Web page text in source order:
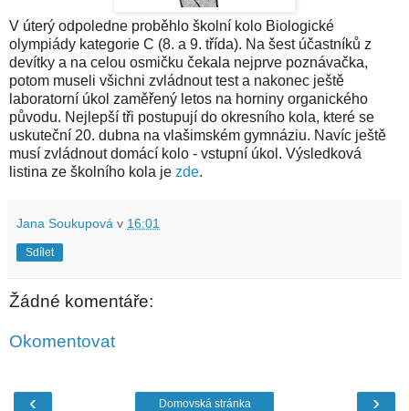
V úterý odpoledne proběhlo školní kolo Biologické
olympiády kategorie C (8. a 9. třída). Na šest účastníků z
devítky a na celou osmičku čekala nejprve poznávačka,
potom museli všichni zvládnout test a nakonec ještě
laboratorní úkol zaměřený letos na horniny organického
původu. Nejlepší tři postupují do okresního kola, které se
uskuteční 20. dubna na vlašimském gymnáziu. Navíc ještě
musí zvládnout domácí kolo - vstupní úkol. Výsledková
listina ze školního kola je zde.
Jana Soukupová v 16:01
Sdílet
Žádné komentáře:
Okomentovat
‹ ›
Domovská stránka